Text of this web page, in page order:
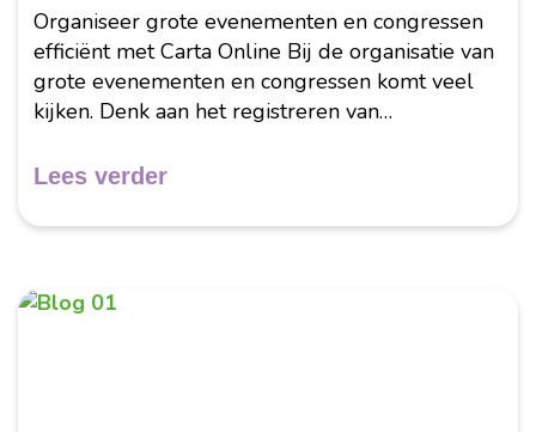
Organiseer grote evenementen en congressen
efficiënt met Carta Online Bij de organisatie van
grote evenementen en congressen komt veel
kijken. Denk aan het registreren van
beheren van toegang en het achteraf versturen
Lees verder